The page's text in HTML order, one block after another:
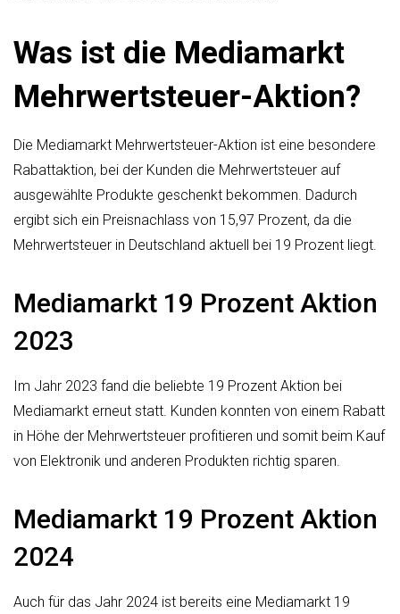
Was ist die Mediamarkt
Mehrwertsteuer-Aktion?
Die Mediamarkt Mehrwertsteuer-Aktion ist eine besondere
Rabattaktion, bei der Kunden die Mehrwertsteuer auf
ausgewählte Produkte geschenkt bekommen. Dadurch
ergibt sich ein Preisnachlass von 15,97 Prozent, da die
Mehrwertsteuer in Deutschland aktuell bei 19 Prozent liegt.
Mediamarkt 19 Prozent Aktion
2023
Im Jahr 2023 fand die beliebte 19 Prozent Aktion bei
Mediamarkt erneut statt. Kunden konnten von einem Rabatt
in Höhe der Mehrwertsteuer profitieren und somit beim Kauf
von Elektronik und anderen Produkten richtig sparen.
Mediamarkt 19 Prozent Aktion
2024
Auch für das Jahr 2024 ist bereits eine Mediamarkt 19